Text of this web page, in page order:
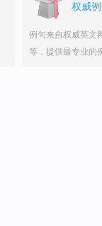
权威
例句来自权威英文
等，提供最专业的